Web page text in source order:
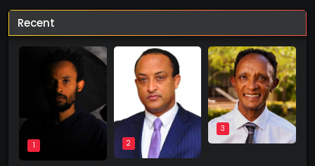
Recent
1 2
3